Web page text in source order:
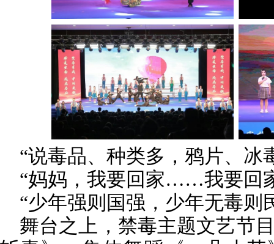
“说毒品、种类多，鸦片、
“妈妈，我要回家……我要回
“少年强则国强，少年无毒则
舞台之上，禁毒主题文艺节